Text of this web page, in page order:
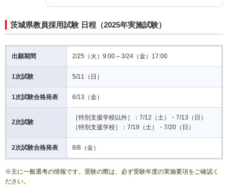
茨城県教員採用試験 日程（2025年実施試験）
出願期間 2/25（火）9:00～3/24（金）17:00
1次試験 5/11（日）
1次試験合格発表 6/13（金）
2次試験
［特別支援学校以外］：7/12（土）・7/13（日）
［特別支援学校］：7/19（土）・7/20（日）
2次試験合格発表 8/8（金）
※主に一般選考の情報です。受験の際は、必ず受験年度の実施要項をご確認く
ださい。